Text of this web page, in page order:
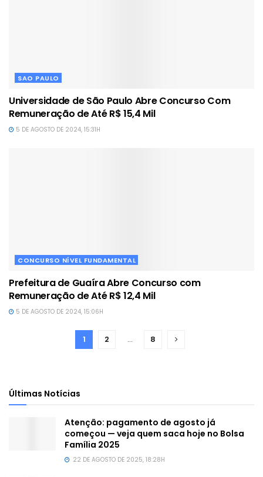
SAO PAULO
Universidade de São Paulo Abre Concurso Com
Remuneração de Até R$ 15,4 Mil
5 DE AGOSTO DE 2024, 15:31H
CONCURSO NÍVEL FUNDAMENTAL
Prefeitura de Guaíra Abre Concurso com
Remuneração de Até R$ 12,4 Mil
5 DE AGOSTO DE 2024, 15:06H
1 2 … 8
Últimas Notícias
Atenção: pagamento de agosto já
começou — veja quem saca hoje no Bolsa
Família 2025
22 DE AGOSTO DE 2025, 18:28H